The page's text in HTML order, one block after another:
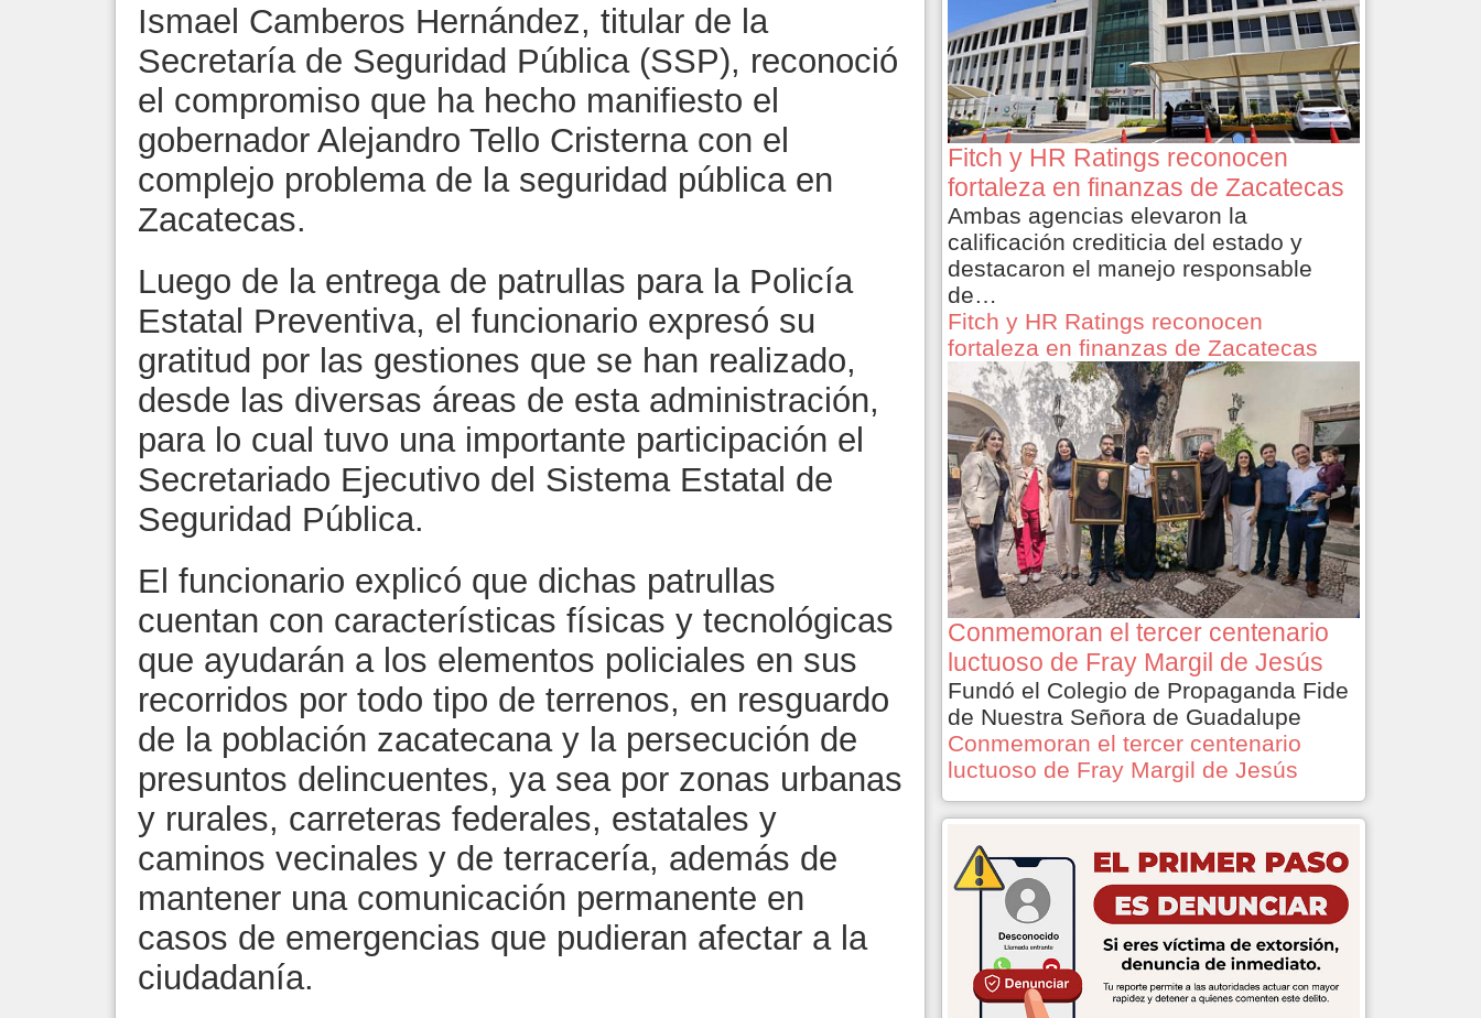
Ismael Camberos Hernández, titular de la
Secretaría de Seguridad Pública (SSP), reconoció
el compromiso que ha hecho manifiesto el
gobernador Alejandro Tello Cristerna con el
complejo problema de la seguridad pública en
Zacatecas.
Luego de la entrega de patrullas para la Policía
Estatal Preventiva, el funcionario expresó su
gratitud por las gestiones que se han realizado,
desde las diversas áreas de esta administración,
para lo cual tuvo una importante participación el
Secretariado Ejecutivo del Sistema Estatal de
Seguridad Pública.
El funcionario explicó que dichas patrullas
cuentan con características físicas y tecnológicas
que ayudarán a los elementos policiales en sus
recorridos por todo tipo de terrenos, en resguardo
de la población zacatecana y la persecución de
presuntos delincuentes, ya sea por zonas urbanas
y rurales, carreteras federales, estatales y
caminos vecinales y de terracería, además de
mantener una comunicación permanente en
casos de emergencias que pudieran afectar a la
ciudadanía.
Fitch y HR Ratings reconocen
fortaleza en finanzas de Zacatecas
Ambas agencias elevaron la
calificación crediticia del estado y
destacaron el manejo responsable
de…
Fitch y HR Ratings reconocen
fortaleza en finanzas de Zacatecas
Conmemoran el tercer centenario
luctuoso de Fray Margil de Jesús
Fundó el Colegio de Propaganda Fide
de Nuestra Señora de Guadalupe
Conmemoran el tercer centenario
luctuoso de Fray Margil de Jesús